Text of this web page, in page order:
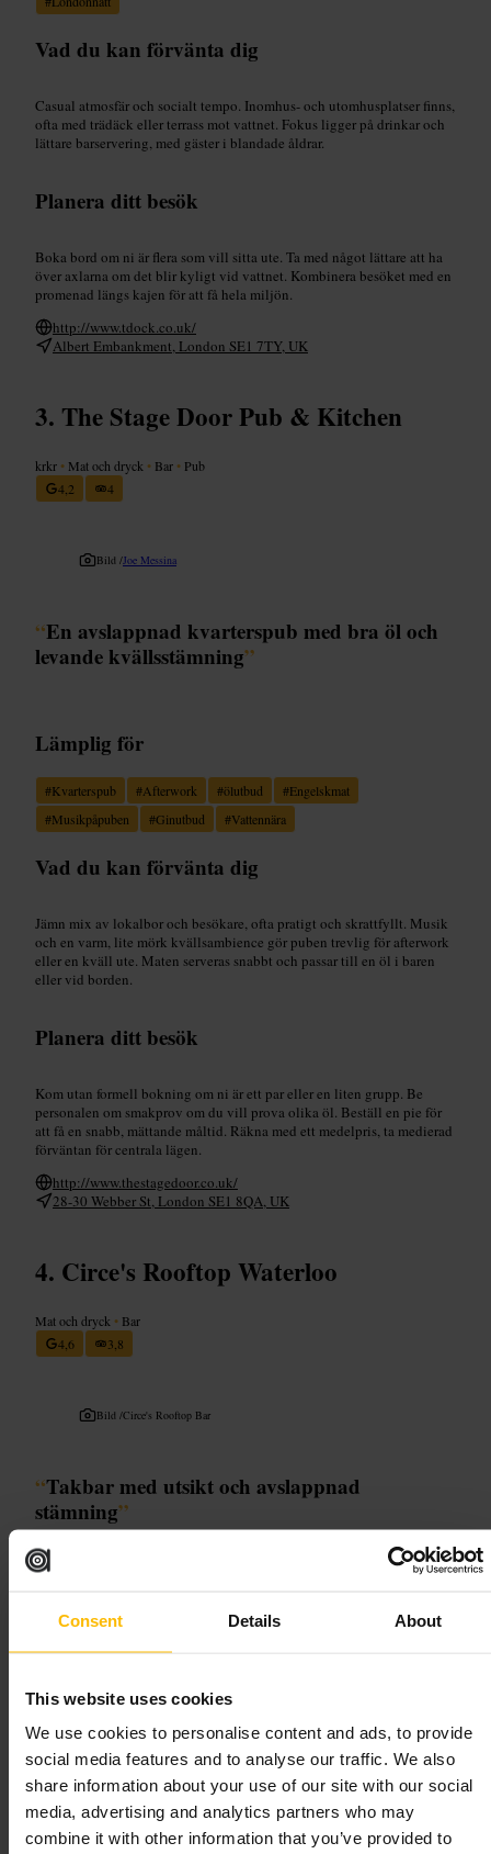
Consent Details About
This website uses cookies
We use cookies to personalise content and ads, to provide
social media features and to analyse our traffic. We also
share information about your use of our site with our social
media, advertising and analytics partners who may
combine it with other information that you’ve provided to
Vad du kan förvänta dig
Casual atmosfär och socialt tempo. Inomhus- och utomhusplatser finns,
ofta med trädäck eller terrass mot vattnet. Fokus ligger på drinkar och
lättare barservering, med gäster i blandade åldrar.
Planera ditt besök
Boka bord om ni är flera som vill sitta ute. Ta med något lättare att ha
över axlarna om det blir kyligt vid vattnet. Kombinera besöket med en
promenad längs kajen för att få hela miljön.
http://www.tdock.co.uk/
Albert Embankment, London SE1 7TY, UK
The Stage Door Pub & Kitchen
krkr • Mat och dryck • Bar • Pub
4,2
4
Bild /Joe Messina
“En avslappnad kvarterspub med bra öl och
levande kvällsstämning”
Lämplig för
#Kvarterspub #Afterwork #ölutbud #Engelskmat
#Musikpåpuben #Ginutbud #Vattennära
Vad du kan förvänta dig
Jämn mix av lokalbor och besökare, ofta pratigt och skrattfyllt. Musik
och en varm, lite mörk kvällsambience gör puben trevlig för afterwork
eller en kväll ute. Maten serveras snabbt och passar till en öl i baren
eller vid borden.
Planera ditt besök
Kom utan formell bokning om ni är ett par eller en liten grupp. Be
personalen om smakprov om du vill prova olika öl. Beställ en pie för
att få en snabb, mättande måltid. Räkna med ett medelpris, ta medierad
förväntan för centrala lägen.
http://www.thestagedoor.co.uk/
28-30 Webber St, London SE1 8QA, UK
Circe's Rooftop Waterloo
Mat och dryck • Bar
4,6
3,8
Bild /Circe's Rooftop Bar
“Takbar med utsikt och avslappnad
stämning”
Vad du kan förvänta dig
Rooftopmiljö med utsikt över stadssilhuetten, blandade sittplatser och
en bar som serverar cocktails och enklare rätter. Personalen beskrivs
som hjälpsam och energieffektiv, och platsen kan ha temabruncher
eller underhållning vid speciella tillfällen. Stämningen är social och